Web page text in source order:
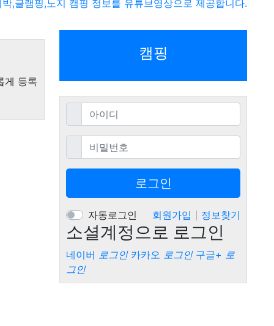
,글램핑,노지 캠핑 정보를 유튜브영상으로 제공합니다.
게 등록
캠핑
아이디필수
비밀번호필수
로그인
자동로그인 회원가입 정보찾기
소셜계정으로 로그인
네이버 로그인 카카오 로그인 구글+ 로
그인